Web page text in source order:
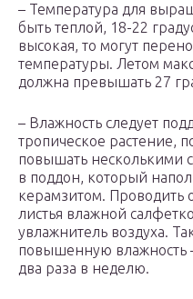
– Температура для
быть теплой, 18-22
высокая, то могут
температуры. Летом
должна превышать 27
– Влажность следует
тропическое растение,
повышать несколькими
в поддон, который
керамзитом. Проводить
листья влажной
увлажнитель воздуха.
повышенную влажность
два раза в неделю.